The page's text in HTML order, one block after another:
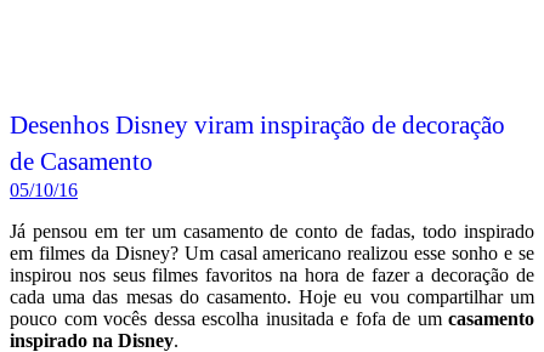
Desenhos Disney viram inspiração de decoração
de Casamento
05/10/16
Já pensou em ter um casamento de conto de fadas, todo inspirado
em filmes da Disney? Um casal americano realizou esse sonho e se
inspirou nos seus filmes favoritos na hora de fazer a decoração de
cada uma das mesas do casamento. Hoje eu vou compartilhar um
pouco com vocês dessa escolha inusitada e fofa de um casamento
inspirado na Disney.